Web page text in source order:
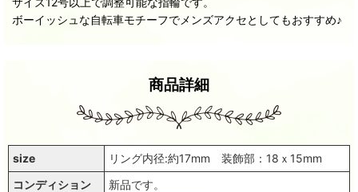
ボーイッシュな自転車モチーフでメンズアクセとしてもおすすめ♪
商品詳細
size
リング内径:約17mm 装飾部：18ｘ15mm
コンディション
新品です。